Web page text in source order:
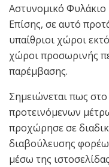
Αστυνομικό
Επίσης, σε αυτό
υπαίθριοι χώροι
χώροι προσωρινής
παρέμβασης.
Σημειώνεται πως
προτεινόμενων
προχώρησε σε
διαβούλευσης
μέσω της